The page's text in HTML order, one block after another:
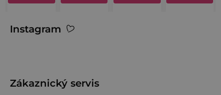
hviezdičiek.
Instagram
Zákaznický servis